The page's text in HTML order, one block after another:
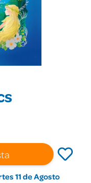
11 de Agosto